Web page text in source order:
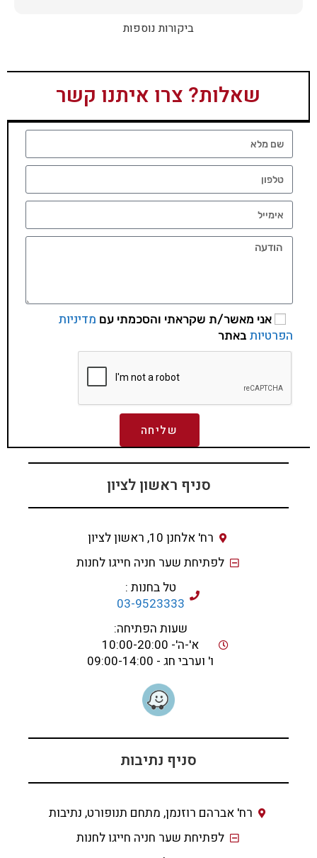
ביקורות נוספות
שאלות? צרו איתנו קשר
אני מאשר/ת שקראתי והסכמתי עם מדיניות
הפרטיות באתר
שליחה
סניף ראשון לציון
רח' אלחנן 10, ראשון לציון
לפתיחת שער חניה חייגו לחנות
טל בחנות :
03-9523333
שעות הפתיחה:
א'-ה'- 10:00-20:00
ו' וערבי חג - 09:00-14:00
סניף נתיבות
רח' אברהם רוזנמן, מתחם תנופורט, נתיבות
לפתיחת שער חניה חייגו לחנות